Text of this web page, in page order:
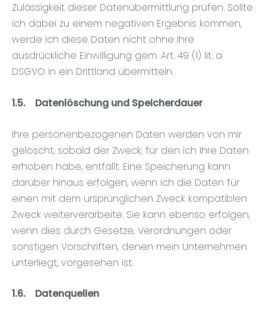
Zulässigkeit dieser Datenübermittlung prüfen. Sollte
ich dabei zu einem negativen Ergebnis kommen,
werde ich diese Daten nicht ohne Ihre
ausdrückliche Einwilligung gem. Art. 49 (1) lit. a
DSGVO in ein Drittland übermitteln.
1.5. Datenlöschung und Speicherdauer
Ihre personenbezogenen Daten werden von mir
gelöscht, sobald der Zweck, für den ich Ihre Daten
erhoben habe, entfällt. Eine Speicherung kann
darüber hinaus erfolgen, wenn ich die Daten für
einen mit dem ursprünglichen Zweck kompatiblen
Zweck weiterverarbeite. Sie kann ebenso erfolgen,
wenn dies durch Gesetze, Verordnungen oder
sonstigen Vorschriften, denen mein Unternehmen
unterliegt, vorgesehen ist.
1.6. Datenquellen